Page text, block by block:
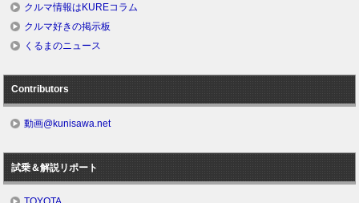
クルマ情報はKUREコラム
クルマ好きの掲示板
くるまのニュース
Contributors
動画@kunisawa.net
試乗＆解説リポート